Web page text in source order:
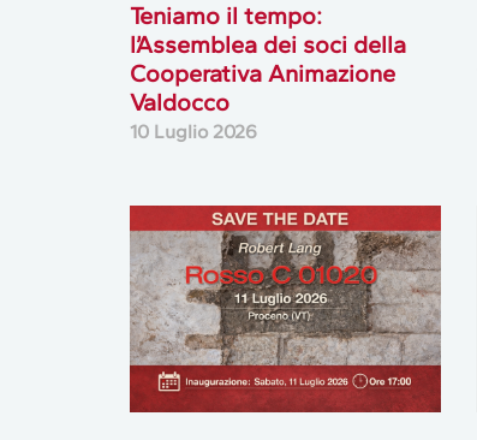
Teniamo il tempo:
l’Assemblea dei soci della
Cooperativa Animazione
Valdocco
10 Luglio 2026